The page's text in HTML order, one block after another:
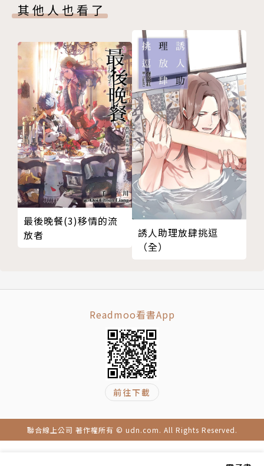
其他人也看了
最後晚餐(3)移情的流
放者
誘人助理放肆挑逗
（全）
Readmoo看書App
前往下載
聯合線上公司 著作權所有 © udn.com. All Rights Reserved.